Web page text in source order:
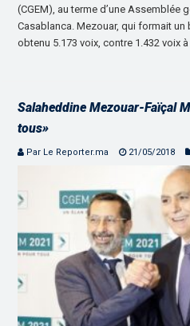
(CGEM), au terme d’une Assemblée
Casablanca. Mezouar, qui formait un
obtenu 5.173 voix, contre 1.432 voix
Salaheddine Mezouar-Faïçal
tous»
Par Le Reporter.ma 21/05/2018